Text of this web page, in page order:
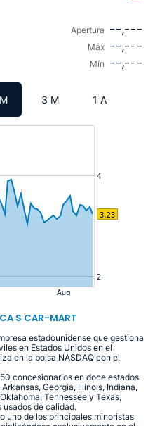
Apertura --,---
Máx --,---
Mín --,---
3 M 1 A
S CAR-MART
estadounidense que gestiona
en Estados Unidos en el
en la bolsa NASDAQ con el
concesionarios en doce estados
Georgia, Illinois, Indiana,
Tennessee y Texas,
de calidad.
uno de los principales minoristas